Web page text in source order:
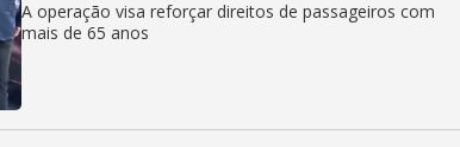
A operação visa reforçar direitos de passageiros com
mais de 65 anos